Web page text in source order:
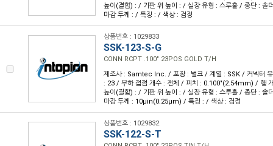
높이(결합) : / 기판 위 높이 : / 실장 유형 : 스루홀 / 종단 : 솔
마감 두께 : / 특징 : / 색상 : 검정
상품번호 : 1029833
SSK-123-S-G
CONN RCPT .100" 23POS GOLD T/H
제조사 : Samtec Inc. / 포장 : 벌크 / 계열 : SSK / 커넥터
: 23 / 부하 접점 개수 : 전체 / 피치 : 0.100"(2.54mm) / 행
높이(결합) : / 기판 위 높이 : / 실장 유형 : 스루홀 / 종단 : 솔
마감 두께 : 10µin(0.25µm) / 특징 : / 색상 : 검정
상품번호 : 1029832
SSK-122-S-T